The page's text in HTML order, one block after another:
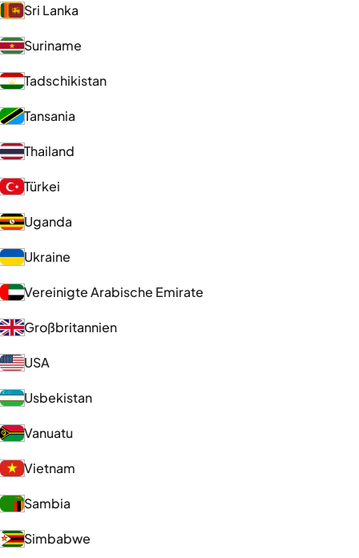
Sri Lanka
Suriname
Tadschikistan
Tansania
Thailand
Türkei
Uganda
Ukraine
Vereinigte Arabische Emirate
Großbritannien
USA
Usbekistan
Vanuatu
Vietnam
Sambia
Simbabwe